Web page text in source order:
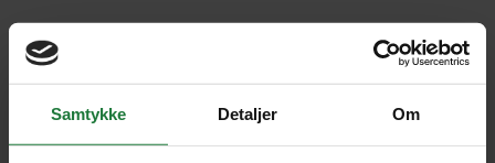
Samtykke Detaljer Om